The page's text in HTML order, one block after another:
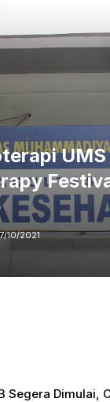
10/2021
Segera Dimulai,